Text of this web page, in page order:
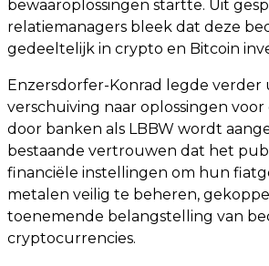
bewaaroplossingen startte. Uit
relatiemanagers bleek dat deze
gedeeltelijk in crypto en Bitcoin
Enzersdorfer-Konrad legde verder
verschuiving naar oplossingen
door banken als LBBW wordt
bestaande vertrouwen dat het
financiële instellingen om hun
metalen veilig te beheren,
toenemende belangstelling van
cryptocurrencies.